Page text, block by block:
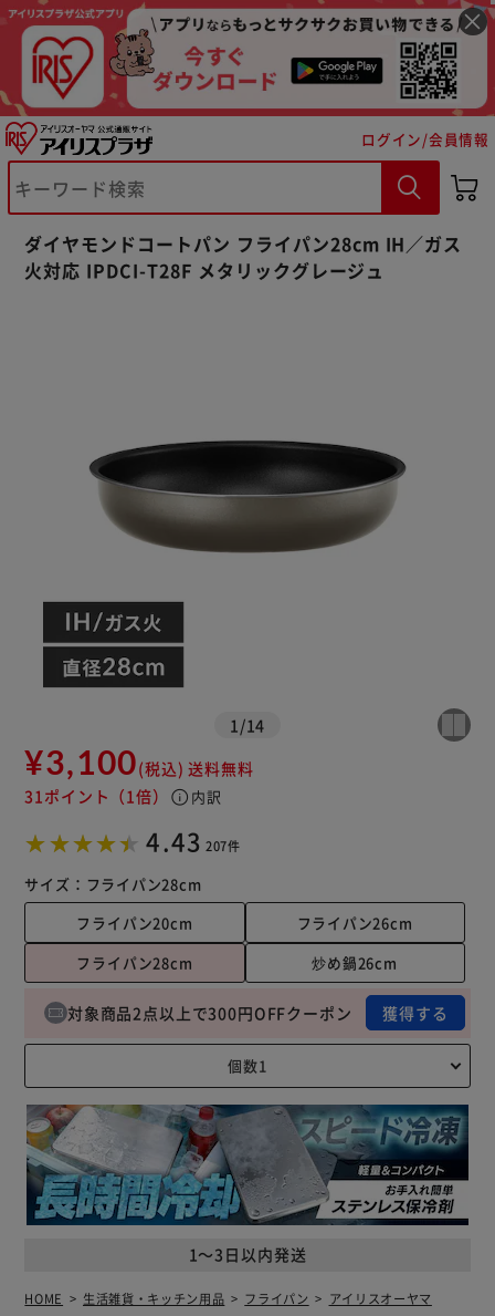
ログイン/会員情報
ダイヤモンドコートパン フライパン28cm IH／ガス
火対応 IPDCI-T28F メタリックグレージュ
1 /14
¥3,100(税込) 送料無料
31ポイント （1倍） info 内訳
4.43 207件
サイズ： フライパン28cm
フライパン20cm
フライパン26cm
フライパン28cm
炒め鍋26cm
1～3日以内発送
対象商品2点以上で300円OFFクーポン 獲得する
HOME 生活雑貨・キッチン用品 フライパン アイリスオーヤマ